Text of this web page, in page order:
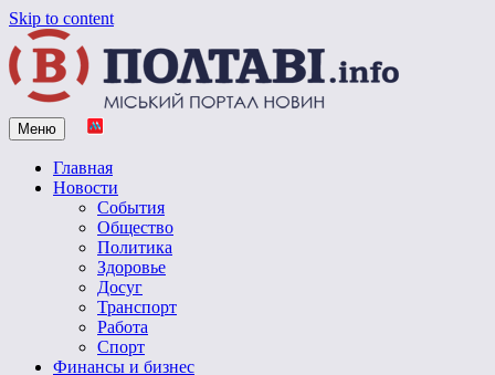
Skip to content
Vpoltave.info
Полтавский портал новостей
Меню
Главная
Новости
События
Общество
Политика
Здоровье
Досуг
Транспорт
Работа
Спорт
Финансы и бизнес